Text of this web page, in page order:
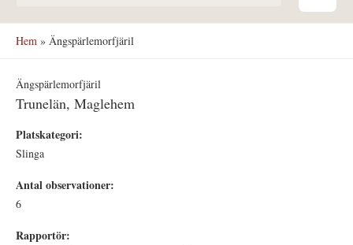
Hem » Ängspärlemorfjäril
Ängspärlemorfjäril
Trunelän, Maglehem
Platskategori:
Slinga
Antal observationer:
6
Rapportör: